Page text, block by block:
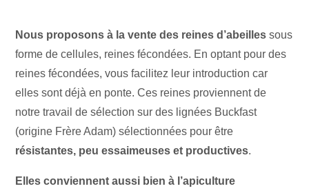
Nous proposons à la vente des reines d’abeilles sous
forme de cellules, reines fécondées. En optant pour des
reines fécondées, vous facilitez leur introduction car
elles sont déjà en ponte. Ces reines proviennent de
notre travail de sélection sur des lignées Buckfast
(origine Frère Adam) sélectionnées pour être
résistantes, peu essaimeuses et productives.
Elles conviennent aussi bien à l’apiculture